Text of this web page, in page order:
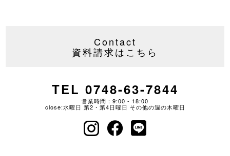
Contact
資料請求はこちら
TEL 0748-63-7844
営業時間：9:00 - 18:00
close:水曜日 第2・第4日曜日 その他の週の木曜日